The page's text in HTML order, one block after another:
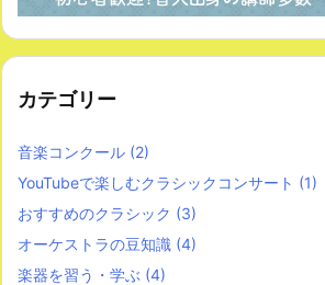
カテゴリー
音楽コンクール (2)
YouTubeで楽しむクラシックコンサート (1)
おすすめのクラシック (3)
オーケストラの豆知識 (4)
楽器を習う・学ぶ (4)